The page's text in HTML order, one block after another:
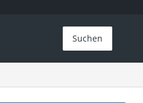
Suchen